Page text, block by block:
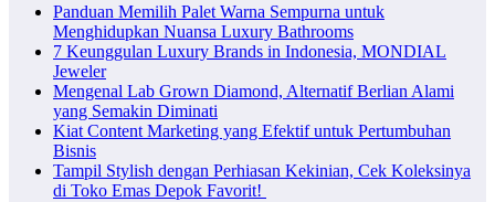
Panduan Memilih Palet Warna Sempurna untuk
Menghidupkan Nuansa Luxury Bathrooms
7 Keunggulan Luxury Brands in Indonesia, MONDIAL
Jeweler
Mengenal Lab Grown Diamond, Alternatif Berlian Alami
yang Semakin Diminati
Kiat Content Marketing yang Efektif untuk Pertumbuhan
Bisnis
Tampil Stylish dengan Perhiasan Kekinian, Cek Koleksinya
di Toko Emas Depok Favorit!